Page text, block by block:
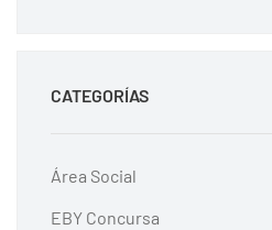
CATEGORÍAS
Área Social
EBY Concursa